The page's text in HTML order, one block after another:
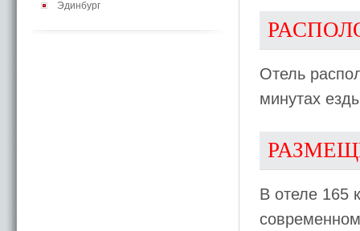
Эдинбург
Отель
минутах
В отеле 165